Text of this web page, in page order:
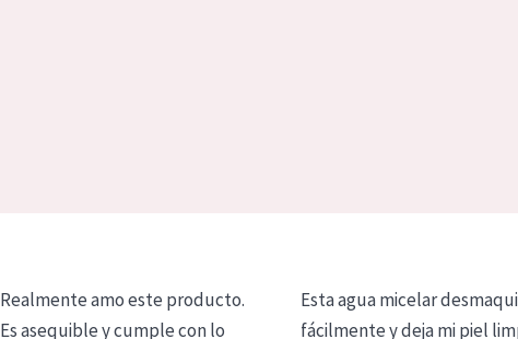
Realmente amo este producto.
Es asequible y cumple con lo
Esta agua micelar
fácilmente y deja mi piel